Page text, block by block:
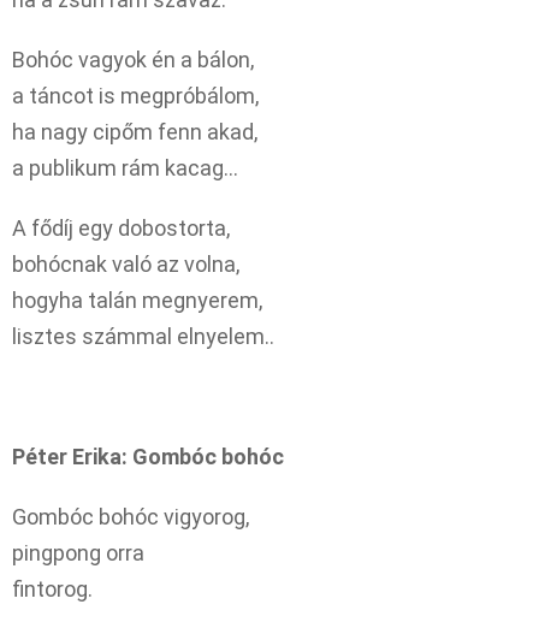
Bohóc vagyok én a bálon,
a táncot is megpróbálom,
ha nagy cipőm fenn akad,
a publikum rám kacag…
A fődíj egy dobostorta,
bohócnak való az volna,
hogyha talán megnyerem,
lisztes számmal elnyelem..
Péter Erika: Gombóc bohóc
Gombóc bohóc vigyorog,
pingpong orra
fintorog.